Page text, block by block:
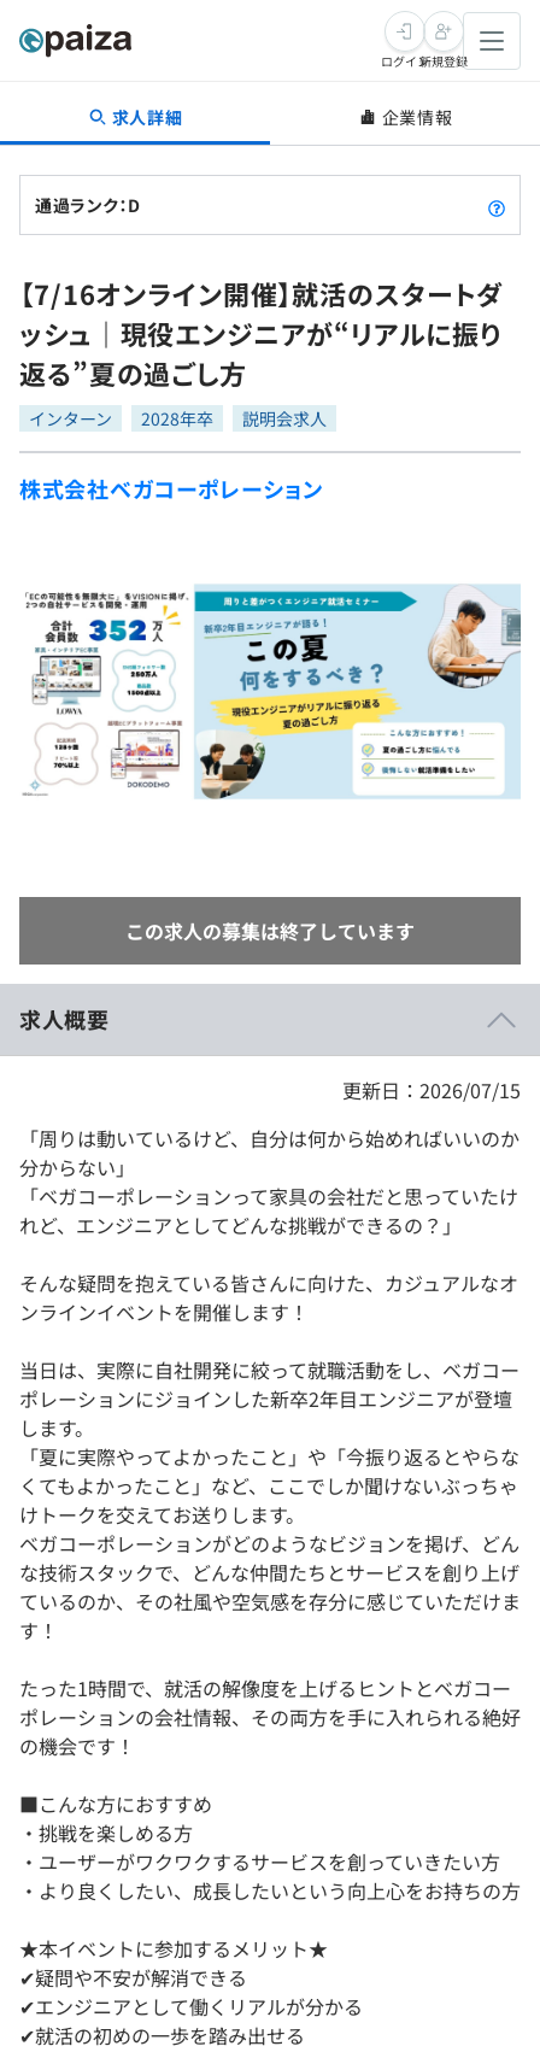
転職・キャリア
転職成功ガイド
転職エージェント
インタビュー
転職成功ガイド
新卒就活
求人検索
本選考
インターン
新卒エージェント
インタビュー
就活成功ガイド
学習
講座一覧
問題集
4択課題
リファレンス
プラン
個人向けプラン
法人向けプラン
スキルチェック
プログラミング言語
再チャレンジ結果一覧
ゲーム・マンガ
note
ログイン新規登録
求人詳細 企業情報
通過ランク：D
【7/16オンライン開催】就活のスタートダ
ッシュ｜現役エンジニアが“リアルに振り
返る”夏の過ごし方
インターン 2028年卒 説明会求人
株式会社ベガコーポレーション
この求人の募集は終了しています
求人概要
更新日：2026/07/15
「周りは動いているけど、自分は何から始めればいいのか
分からない」
「ベガコーポレーションって家具の会社だと思っていたけ
れど、エンジニアとしてどんな挑戦ができるの？」
そんな疑問を抱えている皆さんに向けた、カジュアルなオ
ンラインイベントを開催します！
当日は、実際に自社開発に絞って就職活動をし、ベガコー
ポレーションにジョインした新卒2年目エンジニアが登壇
します。
「夏に実際やってよかったこと」や「今振り返るとやらな
くてもよかったこと」など、ここでしか聞けないぶっちゃ
けトークを交えてお送りします。
ベガコーポレーションがどのようなビジョンを掲げ、どん
な技術スタックで、どんな仲間たちとサービスを創り上げ
ているのか、その社風や空気感を存分に感じていただけま
す！
たった1時間で、就活の解像度を上げるヒントとベガコー
ポレーションの会社情報、その両方を手に入れられる絶好
の機会です！
■こんな方におすすめ
・挑戦を楽しめる方
・ユーザーがワクワクするサービスを創っていきたい方
・より良くしたい、成長したいという向上心をお持ちの方
★本イベントに参加するメリット★
✔疑問や不安が解消できる
✔エンジニアとして働くリアルが分かる
✔就活の初めの一歩を踏み出せる